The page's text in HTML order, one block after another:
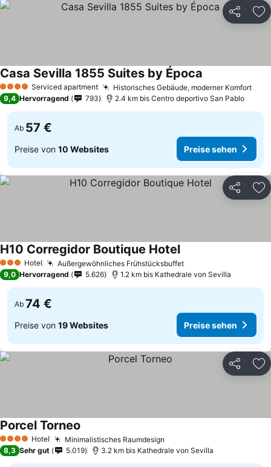
Teilen
4 Sterne Serviced apartment Historisches Gebäude, moderner Komfort
Casa Sevilla 1855 Suites by Época
9,4 Hervorragend 793 2.4 km bis Centro deportivo San Pablo
Ab 57 €
Preise von 10 Websites Preise sehen
Teilen
3 SterneHotel Außergewöhnliches FrühstücksbuffetPreise sehen
H10 Corregidor Boutique HotelPreise sehen
9,0 Hervorragend 5.626 1.2 km bis Kathedrale von Sevilla
Ab 74 €
Preise von 19 Websites Preise sehen
Teilen
4 Sterne Hotel Minimalistisches Raumdesign
Porcel Torneo
8,3 Sehr gut 5.019 3.2 km bis Kathedrale von Sevilla